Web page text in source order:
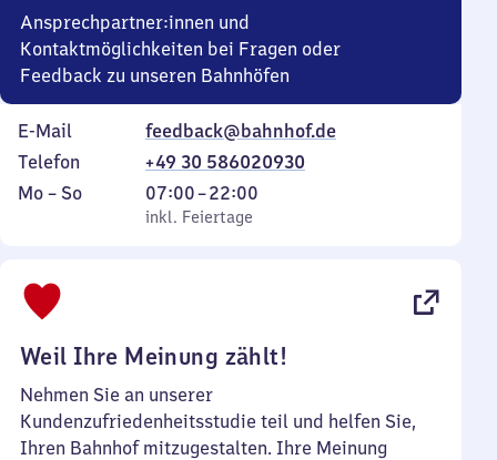
Ansprechpartner:innen und
Kontaktmöglichkeiten bei Fragen oder
Feedback zu unseren Bahnhöfen
E-Mail
feedback@bahnhof.de
Telefon
+49 30 586020930
Montag
Mo – So,
inkl. Feiertage
07:00–22:00
Von
7
inkl. Feiertage
Weil Ihre Meinung zählt!
Nehmen Sie an unserer
Kundenzufriedenheitsstudie teil und helfen Sie,
Ihren Bahnhof mitzugestalten. Ihre Meinung